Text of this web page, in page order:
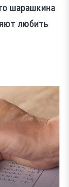
шарашкина
любить